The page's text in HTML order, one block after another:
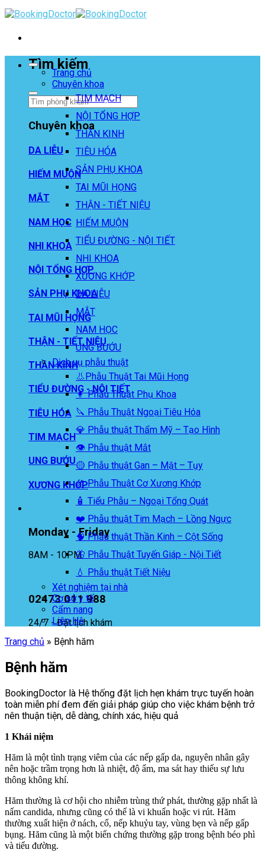
Skip
to
Tìm kiếm
Chuyên khoa
DA LIỄU
HIẾM MUỘN
MẮT
NAM HỌC
NHI KHOA
NỘI TỔNG HỢP
SẢN PHỤ KHOA
TAI MŨI HỌNG
THẬN - TIẾT NIỆU
THẦN KINH
TIỂU ĐƯỜNG - NỘI TIẾT
TIÊU HÓA
TIM MẠCH
UNG BƯỚU
XƯƠNG KHỚP
Monday - Friday
8AM - 10PM
02473 011 988
24/7 - Đặt lịch khám
Trang chủ
Chuyên khoa
TIM MẠCH
NỘI TỔNG HỢP
THẦN KINH
TIÊU HÓA
SẢN PHỤ KHOA
TAI MŨI HỌNG
THẬN - TIẾT NIỆU
HIẾM MUỘN
TIỂU ĐƯỜNG - NỘI TIẾT
NHI KHOA
XƯƠNG KHỚP
DA LIỄU
MẮT
NAM HỌC
UNG BƯỚU
Dịch vụ phẫu thuật
👃Phẫu Thuật Tai Mũi Họng
👩 Phẫu Thuật Phụ Khoa
🔪 Phẫu Thuật Ngoại Tiêu Hóa
💎 Phẫu thuật Thẩm Mỹ – Tạo Hình
👁️ Phẫu thuật Mắt
🟡 Phẫu thuật Gan – Mật – Tụy
🦴 Phẫu Thuật Cơ Xương Khớp
🧴 Tiểu Phẫu – Ngoại Tổng Quát
❤️ Phẫu thuật Tim Mạch – Lồng Ngực
🧠 Phẫu thuật Thần Kinh – Cột Sống
🦋 Phẫu Thuật Tuyến Giáp - Nội Tiết
💧 Phẫu thuật Tiết Niệu
Xét nghiệm tại nhà
Cơ sở y tế
Cẩm nang
Liên Hệ
Trang chủ » Bệnh hăm
Bệnh hăm
BookingDoctor là Hệ thống đặt lịch hẹn khám trực tuyến hoàn
toàn miễn phí đem đến giải pháp giúp cho việc khám bệnh trở
nên thuận tiện, dễ dàng, chính xác, hiệu quả
1 Khái niệm
Hăm là một tình trạng viêm của các nếp gấp da, nguyên nhân gây
nên hoặc trầm trọng hơn là nhiệt, độ ẩm, ma sát hay thiếu sự lưu
thông không khí.
Hăm thường là cơ hội cho nhiễm trùng thứ phát, thường gặp nhất là
nấm candida, nhưng cũng có thể là vi khuẩn hoặc vi rút. Hăm
thường xuất hiện ở nách, cổ, nếp khuỷu tay, vùng bẹn và nếp gấp
bụng. Hăm cũng là một biến chứng thường gặp trong bệnh béo phì
và tiểu đường.